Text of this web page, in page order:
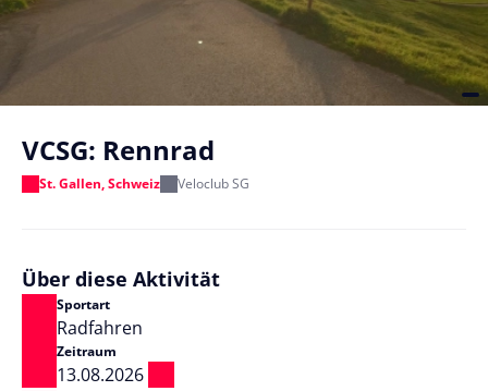
VCSG: Rennrad
St. Gallen, Schweiz Veloclub SG
Über diese Aktivität
Sportart
Radfahren
Zeitraum
13.08.2026